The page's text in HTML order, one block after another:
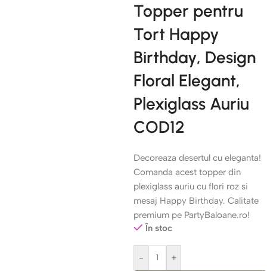
Topper pentru
Tort Happy
Birthday, Design
Floral Elegant,
Plexiglass Auriu
COD12
Decoreaza desertul cu eleganta!
Comanda acest topper din
plexiglass auriu cu flori roz si
mesaj Happy Birthday. Calitate
premium pe PartyBaloane.ro!
În stoc
- +